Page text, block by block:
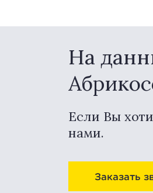
На
Если Вы
нами.
Заказать